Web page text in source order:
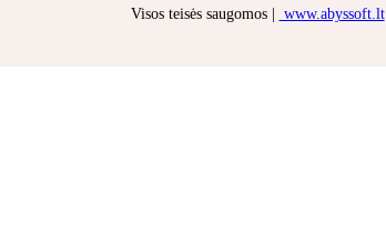
Visos teisės saugomos | www.abyssoft.lt